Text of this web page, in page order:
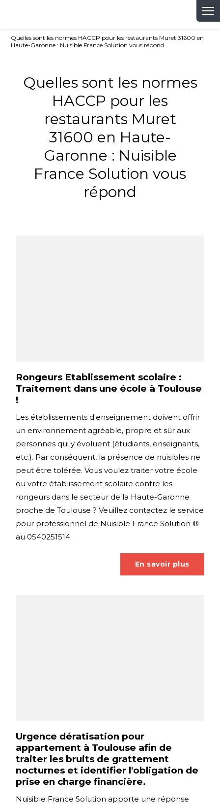
Quelles sont les normes HACCP pour les restaurants Muret 31600 en
Haute-Garonne : Nuisible France Solution vous répond
Quelles sont les normes
HACCP pour les
restaurants Muret
31600 en Haute-
Garonne : Nuisible
France Solution vous
répond
Rongeurs Etablissement scolaire :
Traitement dans une école à Toulouse
!
Les établissements d'enseignement doivent offrir
un environnement agréable, propre et sûr aux
personnes qui y évoluent (étudiants, enseignants,
etc.). Par conséquent, la présence de nuisibles ne
peut être tolérée. Vous voulez traiter votre école
ou votre établissement scolaire contre les
rongeurs dans le secteur de la Haute-Garonne
proche de Toulouse ? Veuillez contactez le service
pour professionnel de Nuisible France Solution ®
au 0540251514.
En savoir plus
Urgence dératisation pour
appartement à Toulouse afin de
traiter les bruits de grattement
nocturnes et identifier l'obligation de
prise en charge financière.
Nuisible France Solution apporte une réponse